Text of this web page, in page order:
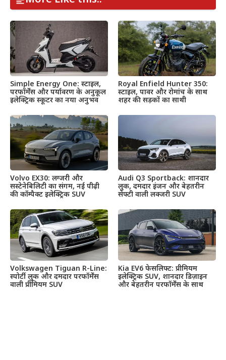
Simple Energy One: स्टाइल,
परफॉर्मेंस और पर्यावरण के अनुकूल
इलेक्ट्रिक स्कूटर का नया अनुभव
Royal Enfield Hunter 350:
स्टाइल, पावर और रोमांच के साथ
शहर की सड़कों का साथी
Volvo EX30: लग्जरी और
सस्टेनेबिलिटी का संगम, नई पीढ़ी
की कॉम्पैक्ट इलेक्ट्रिक SUV
Audi Q3 Sportback: शानदार
लुक, दमदार इंजन और बेहतरीन
सेफ्टी वाली लक्जरी SUV
Volkswagen Tiguan R-Line:
स्पोर्टी लुक और दमदार परफॉर्मेंस
वाली प्रीमियम SUV
Kia EV6 फेसलिफ्ट: प्रीमियम
इलेक्ट्रिक SUV, शानदार डिज़ाइन
और बेहतरीन परफॉर्मेंस के साथ